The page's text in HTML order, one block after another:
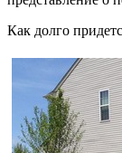
Как долго